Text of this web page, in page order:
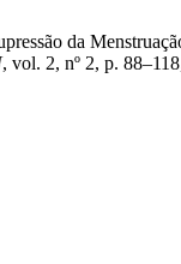
da
, vol. 2, nº 2, p.